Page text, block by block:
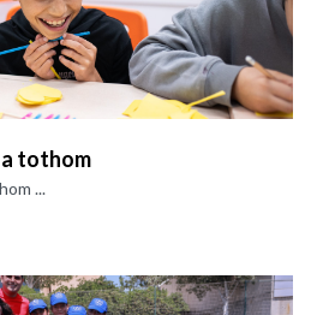
a tothom
...